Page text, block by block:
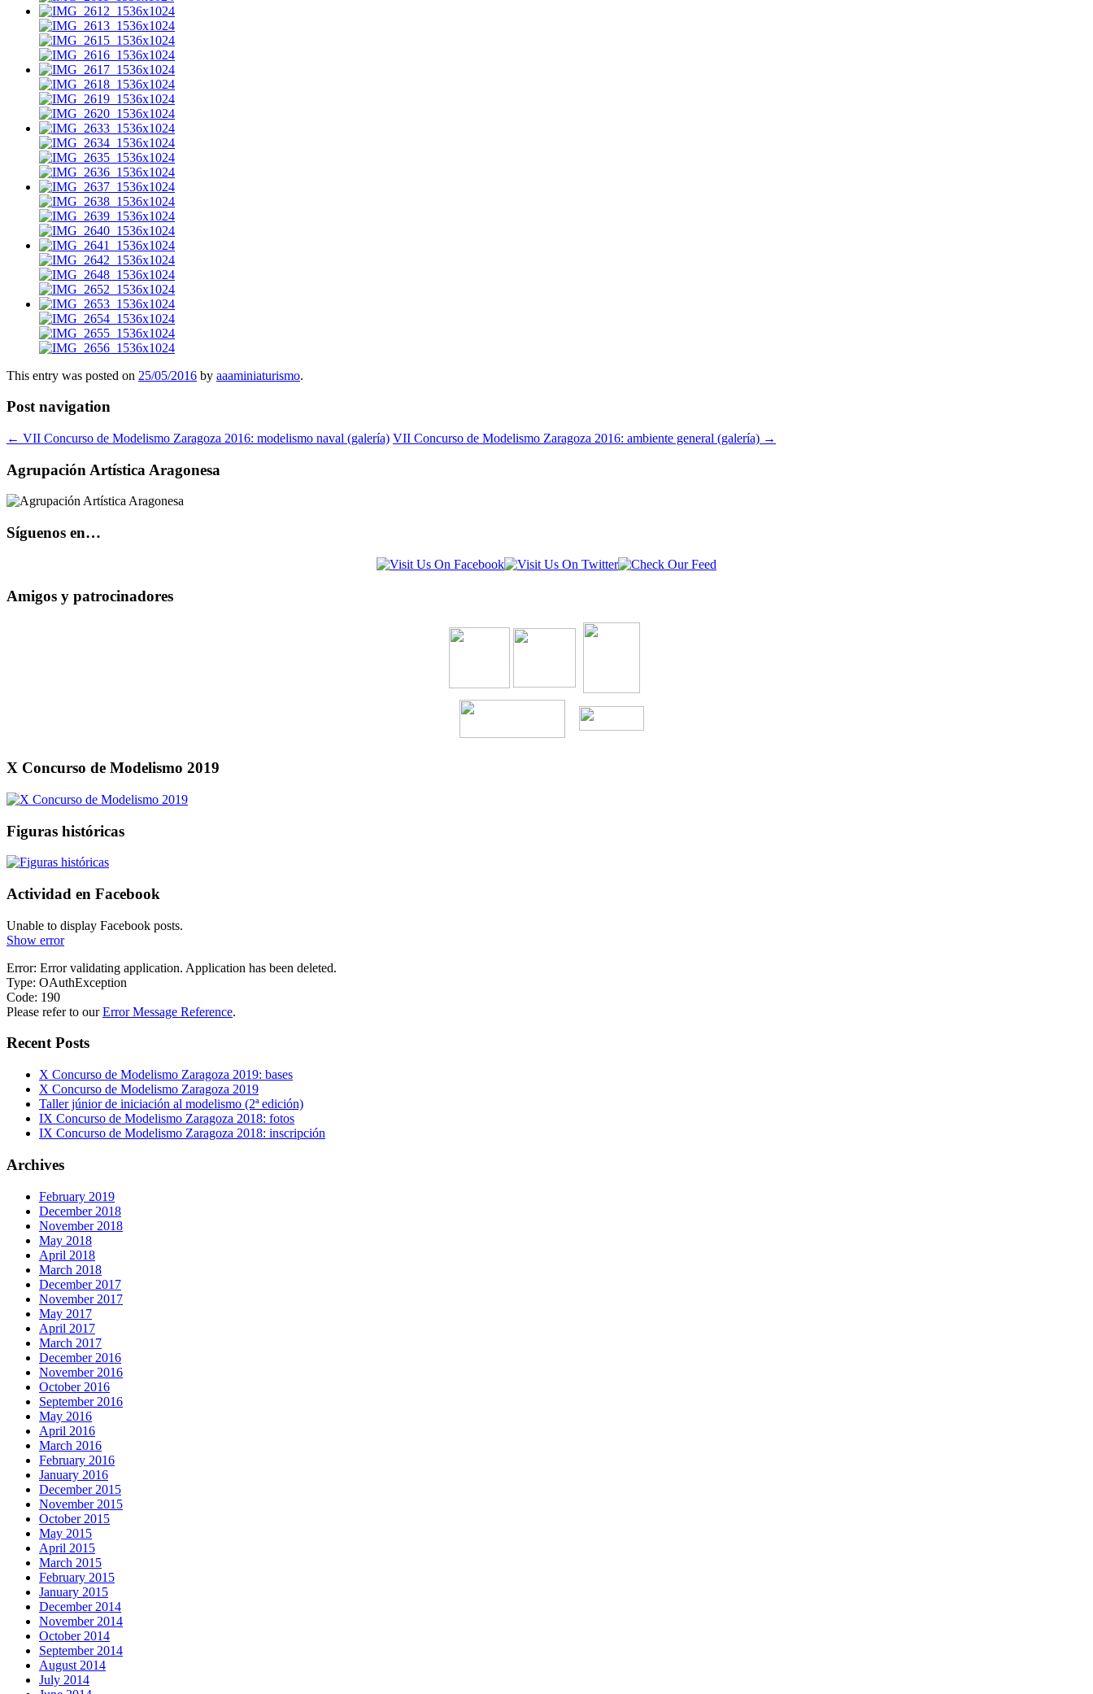
This entry was posted on 25/05/2016 by aaaminiaturismo.
Post navigation
← VII Concurso de Modelismo Zaragoza 2016: modelismo naval (galería) VII Concurso de Modelismo Zaragoza 2016: ambiente general (galería) →
Agrupación Artística Aragonesa
Síguenos en…
Amigos y patrocinadores
X Concurso de Modelismo 2019
Figuras históricas
Actividad en Facebook
Unable to display Facebook posts.
Show error
Error: Error validating application. Application has been deleted.
Type: OAuthException
Code: 190
Please refer to ourError Message Reference.
Recent Posts
X Concurso de Modelismo Zaragoza 2019: bases
X Concurso de Modelismo Zaragoza 2019
Taller júnior de iniciación al modelismo (2ª edición)
IX Concurso de Modelismo Zaragoza 2018: fotos
IX Concurso de Modelismo Zaragoza 2018: inscripción
Archives
February 2019
December 2018
November 2018
May 2018
April 2018
March 2018
December 2017
November 2017
May 2017
April 2017
March 2017
December 2016
November 2016
October 2016
September 2016
May 2016
April 2016
March 2016
February 2016
January 2016
December 2015
November 2015
October 2015
May 2015
April 2015
March 2015
February 2015
January 2015
December 2014
November 2014
October 2014
September 2014
August 2014
July 2014